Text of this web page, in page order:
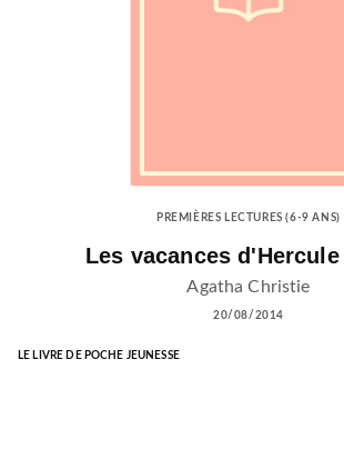
PREMIÈRES LECTURES (6-9 ANS)
Les vacances
Agatha Christie
20/08/2014
LE LIVRE DE POCHE JEUNESSE